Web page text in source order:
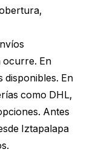
ocurre. En
disponibles. En
como DHL,
Antes
Iztapalapa